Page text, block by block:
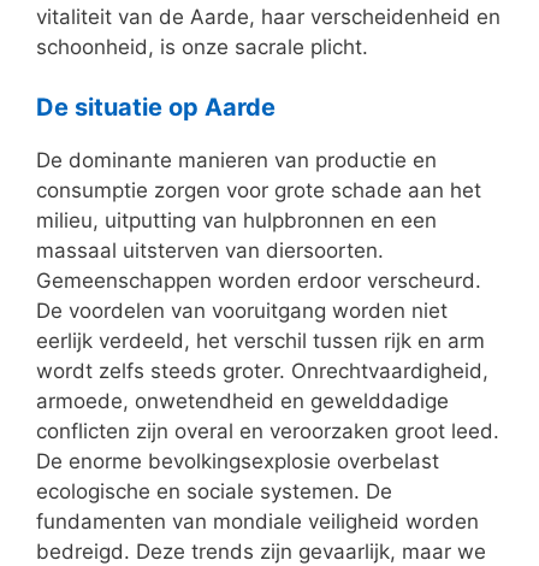
vitaliteit van de Aarde, haar verscheidenheid en
schoonheid, is onze sacrale plicht.
De situatie op Aarde
De dominante manieren van productie en
consumptie zorgen voor grote schade aan het
milieu, uitputting van hulpbronnen en een
massaal uitsterven van diersoorten.
Gemeenschappen worden erdoor verscheurd.
De voordelen van vooruitgang worden niet
eerlijk verdeeld, het verschil tussen rijk en arm
wordt zelfs steeds groter. Onrechtvaardigheid,
armoede, onwetendheid en gewelddadige
conflicten zijn overal en veroorzaken groot leed.
De enorme bevolkingsexplosie overbelast
ecologische en sociale systemen. De
fundamenten van mondiale veiligheid worden
bedreigd. Deze trends zijn gevaarlijk, maar we